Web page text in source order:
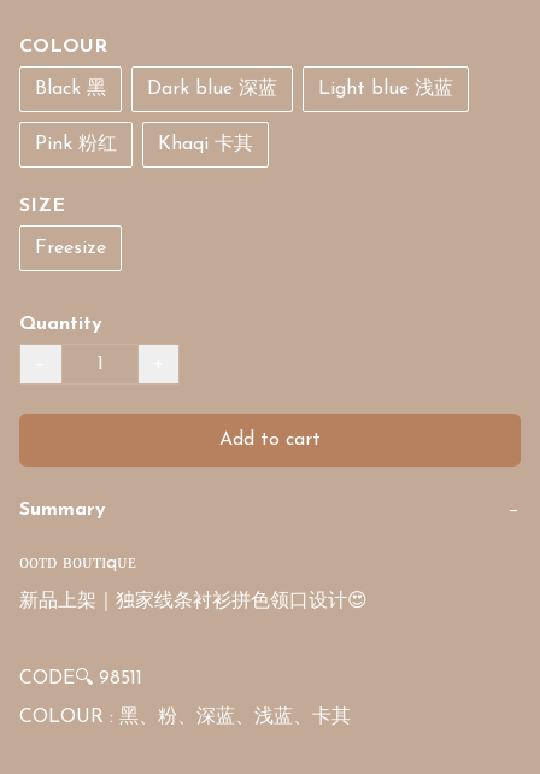
COLOUR
Black 黑 Dark blue 深蓝 Light blue 浅蓝
Pink 粉红 Khaqi 卡其
SIZE
Freesize
Quantity
Add to cart
Summary −
ᴏᴏᴛᴅ ʙᴏᴜᴛɪqᴜᴇ
新品上架｜独家线条衬衫拼色领口设计😍
CODE🔍 98511
COLOUR : 黑、粉、深蓝、浅蓝、卡其